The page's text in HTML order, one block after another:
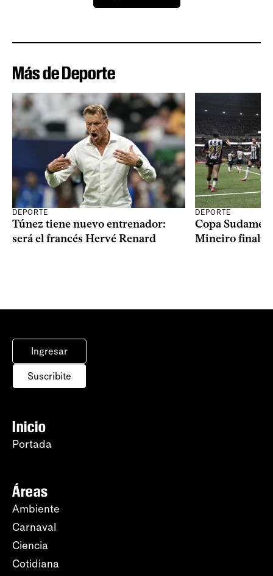
Más de Deporte
DEPORTE
Túnez tiene nuevo entrenador:
será el francés Hervé Renard
DEPORTE
Copa
Mineiro
Ingresar
Suscribite
Inicio
Portada
Áreas
Ambiente
Carnaval
Ciencia
Cotidiana